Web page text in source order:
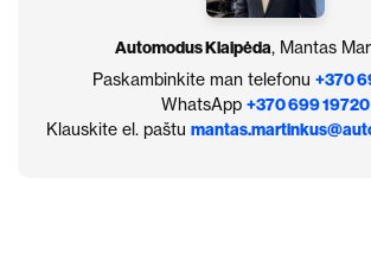
Automodus Klaipėda, Mantas
Paskambinkite man telefonu +370
WhatsApp +370 699 19720
Klauskite el. paštu